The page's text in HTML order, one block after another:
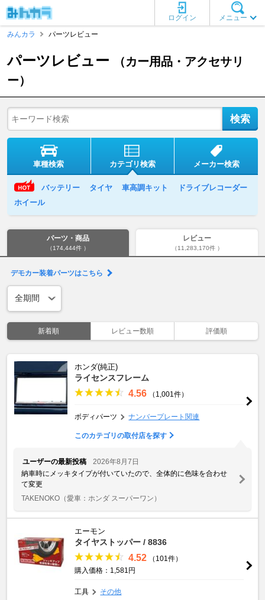
メニュー
ログイン
みんカラ
パーツレビュー
パーツレビュー
（カー用品・アクセサリ
ー）
車種検索 カテゴリ検索 メーカー検索
バッテリー タイヤ 車高調キット
ドライブレコーダー
ホイール
パーツ・商品
（174,444件 ）
レビュー
（11,283,170件 ）
デモカー装着パーツはこちら
新着順 レビュー数順 評価順
ホンダ(純正)
ライセンスフレーム
4.56 （1,001件）
ボディパーツ ナンバープレート関連
このカテゴリの取付店を探す
ユーザーの最新投稿
2026年8月7日
納車時にメッキタイプが付いていたので、全体的に色味を合わせ
て変更
TAKENOKO （愛車：ホンダ スーパーワン）
エーモン
タイヤストッパー / 8836
4.52
（101件）
購入価格：1,581円
工具 その他